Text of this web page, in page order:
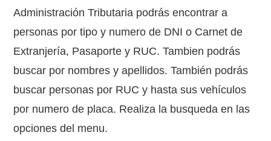
Administración Tributaria podrás encontrar a
personas por tipo y numero de DNI o Carnet de
Extranjería, Pasaporte y RUC. Tambien podrás
buscar por nombres y apellidos. También podrás
buscar personas por RUC y hasta sus vehículos
por numero de placa. Realiza la busqueda en las
opciones del menu.